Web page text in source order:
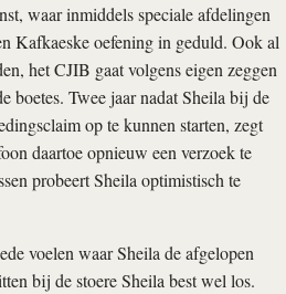
waar inmiddels speciale afdelingen
Kafkaeske oefening in geduld. Ook al
het CJIB gaat volgens eigen zeggen
boetes. Twee jaar nadat Sheila bij de
op te kunnen starten, zegt
daartoe opnieuw een verzoek te
probeert Sheila optimistisch te
voelen waar Sheila de afgelopen
bij de stoere Sheila best wel los.